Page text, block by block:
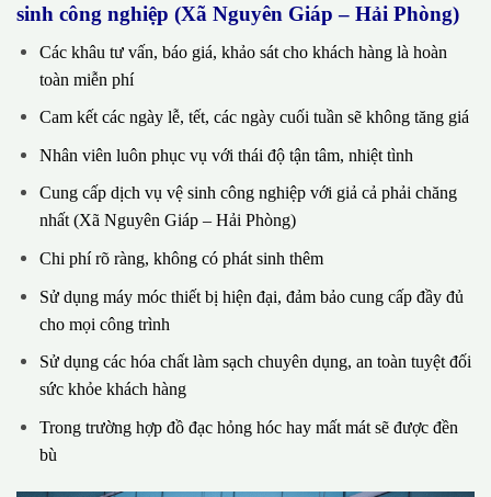
sinh công nghiệp (Xã Nguyên Giáp – Hải Phòng)
Các khâu tư vấn, báo giá, khảo sát cho khách hàng là hoàn
toàn miễn phí
Cam kết các ngày lễ, tết, các ngày cuối tuần sẽ không tăng giá
Nhân viên luôn phục vụ với thái độ tận tâm, nhiệt tình
Cung cấp dịch vụ vệ sinh công nghiệp với giả cả phải chăng
nhất (Xã Nguyên Giáp – Hải Phòng)
Chi phí rõ ràng, không có phát sinh thêm
Sử dụng máy móc thiết bị hiện đại, đảm bảo cung cấp đầy đủ
cho mọi công trình
Sử dụng các hóa chất làm sạch chuyên dụng, an toàn tuyệt đối
sức khỏe khách hàng
Trong trường hợp đồ đạc hỏng hóc hay mất mát sẽ được đền
bù